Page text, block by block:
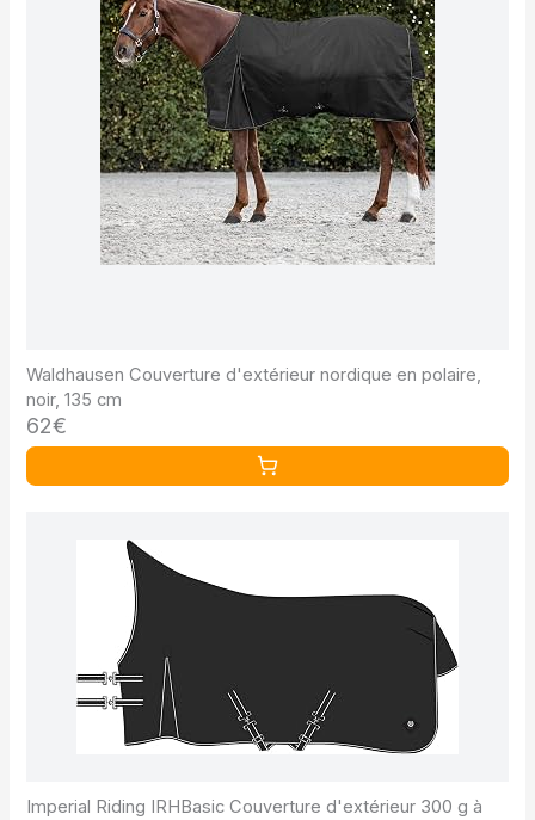
Waldhausen Couverture d'extérieur nordique en polaire,
noir, 135 cm
62€
Imperial Riding IRHBasic Couverture d'extérieur 300 g à